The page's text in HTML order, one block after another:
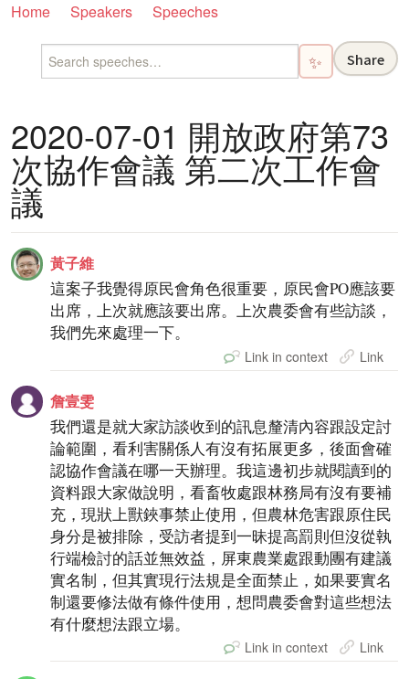
Home Speakers Speeches
✨ Share
2020-07-01 開放政府第73
次協作會議 第二次工作會
議
黃子維
這案子我覺得原民會角色很重要，原民會PO應該要
出席，上次就應該要出席。上次農委會有些訪談，
我們先來處理一下。
Link in context Link
詹壹雯
我們還是就大家訪談收到的訊息釐清內容跟設定討
論範圍，看利害關係人有沒有拓展更多，後面會確
認協作會議在哪一天辦理。我這邊初步就閱讀到的
資料跟大家做說明，看畜牧處跟林務局有沒有要補
充，現狀上獸鋏事禁止使用，但農林危害跟原住民
身分是被排除，受訪者提到一昧提高罰則但沒從執
行端檢討的話並無效益，屏東農業處跟動團有建議
實名制，但其實現行法規是全面禁止，如果要實名
制還要修法做有條件使用，想問農委會對這些想法
有什麼想法跟立場。
Link in context Link